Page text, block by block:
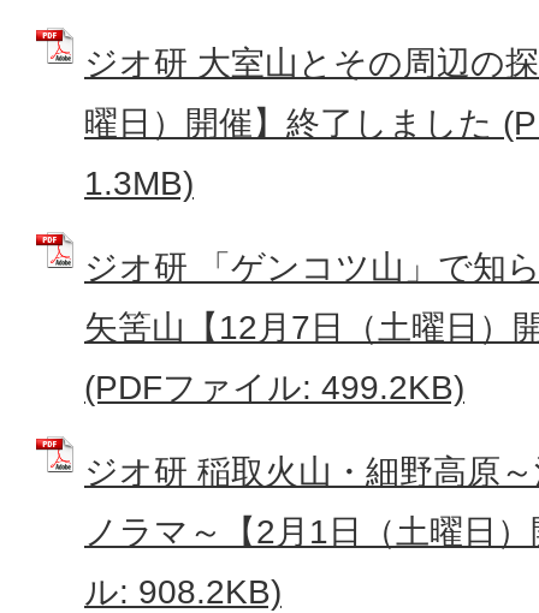
ジオ研 大室山とその周辺の
曜日）開催】終了しました
1.3MB)
ジオ研 「ゲンコツ山」で知
矢筈山【12月7日（土曜日）
(PDFファイル: 499.2KB)
ジオ研 稲取火山・細野高原
ノラマ～【2月1日（土曜日
ル: 908.2KB)